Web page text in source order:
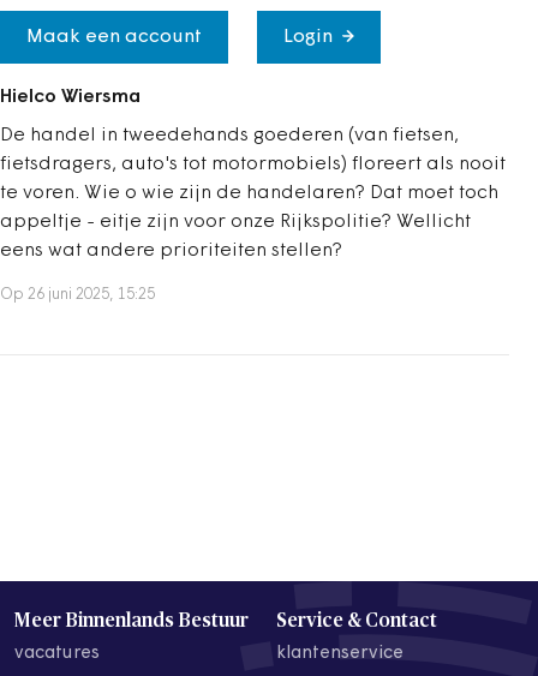
Maak een account Login
Hielco Wiersma
De handel in tweedehands goederen (van fietsen,
fietsdragers, auto's tot motormobiels) floreert als nooit
te voren. Wie o wie zijn de handelaren? Dat moet toch
appeltje - eitje zijn voor onze Rijkspolitie? Wellicht
eens wat andere prioriteiten stellen?
Op 26 juni 2025, 15:25
Meer Binnenlands Bestuur
vacatures
Service & Contact
klantenservice